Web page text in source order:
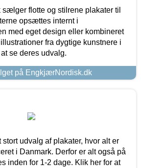
flotte og stilrene plakater til
opsættes internt i
med eget design eller kombineret
fra dygtige kunstnere i
se deres udvalg.
på EngkjærNordisk.dk
udvalg af plakater, hvor alt er
i Danmark. Derfor er alt også på
inden for 1-2 dage. Klik her for at